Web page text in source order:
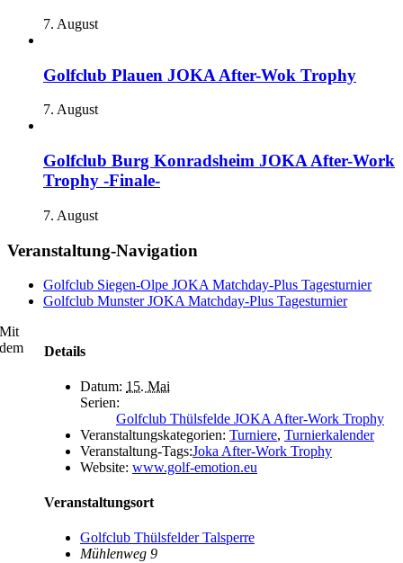
7. August
Golfclub Plauen JOKA After-Wok Trophy
7. August
Golfclub Burg Konradsheim JOKA After-Work
Trophy -Finale-
7. August
Veranstaltung-Navigation
Golfclub Siegen-Olpe JOKA Matchday-Plus Tagesturnier
Golfclub Munster JOKA Matchday-Plus Tagesturnier
Details
Datum: 15. Mai
Serien:
Golfclub Thülsfelde JOKA After-Work Trophy
Veranstaltungskategorien: Turniere, Turnierkalender
Veranstaltung-Tags:Joka After-Work Trophy
Website: www.golf-emotion.eu
Veranstaltungsort
Golfclub Thülsfelder Talsperre
Mühlenweg 9
Mit
dem